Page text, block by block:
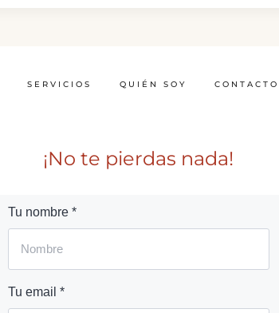
SERVICIOS QUIÉN SOY CONTACTO
¡No te pierdas nada!
Tu nombre *
Tu email *